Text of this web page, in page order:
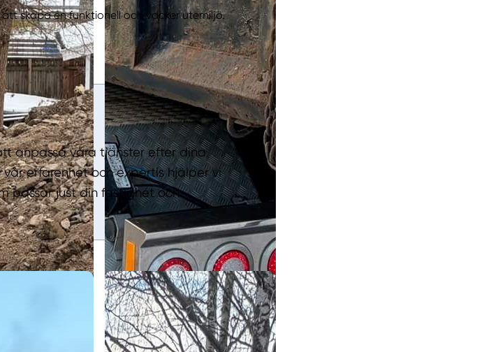
skapa en funktionell och vacker utemiljö.
anpassa våra tjänster efter dina
erfarenhet och expertis hjälper vi
passar just din fastighet och